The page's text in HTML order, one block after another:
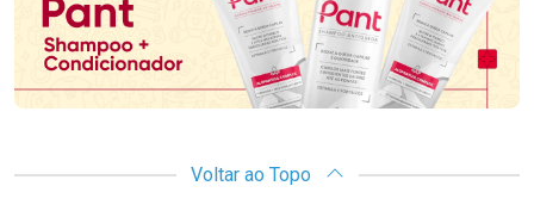
Voltar ao Topo